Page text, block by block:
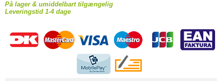
På lager & umiddelbart tilgængelig
Leveringstid 1-4 dage